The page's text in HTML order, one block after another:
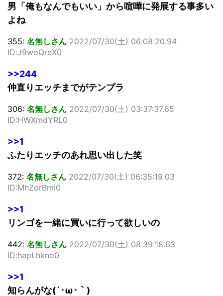
男「俺もなんでもいい」から喧嘩に発展する事多い
よね
355: 名無しさん 2022/07/30(土) 06:08:20.94
ID:J9woQreX0
>>244
仲直りエッチまでがテンプラ
306: 名無しさん 2022/07/30(土) 03:37:37.65
ID:HWXmdYRL0
>>1
ふたりエッチのあれ思い出した笑
372: 名無しさん 2022/07/30(土) 06:35:19.03
ID:MhZorBmI0
>>1
リンゴを一緒に買いに行って欲しいの
442: 名無しさん 2022/07/30(土) 08:39:18.63
ID:hapLhkno0
>>1
知らんがな(´･ω･｀)